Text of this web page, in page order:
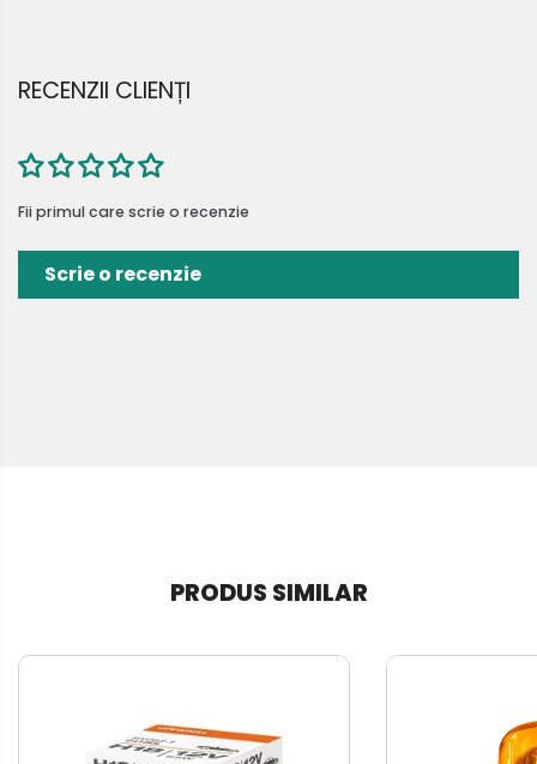
RECENZII CLIENȚI
Fii primul care scrie o recenzie
Scrie o recenzie
PRODUS SIMILAR